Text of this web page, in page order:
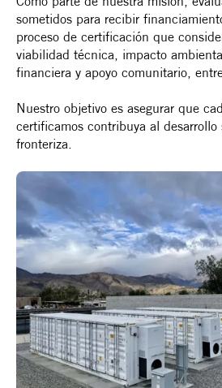
sometidos para recibir
proceso de certificación que
viabilidad técnica, impacto
financiera y apoyo comunitario,
Nuestro objetivo es asegurar que
certificamos contribuya al
fronteriza.